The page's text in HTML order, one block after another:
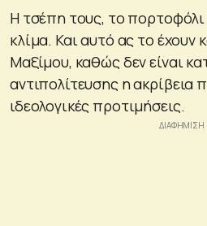
Η τσέπη τους, το πορτοφόλι
κλίμα. Και αυτό ας το έχουν
Μαξίμου, καθώς δεν είναι
αντιπολίτευσης η ακρίβεια
ιδεολογικές προτιμήσεις.